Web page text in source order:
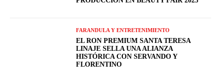
FARANDULA Y ENTRETENIMIENTO
EL RON PREMIUM SANTA TERESA
LINAJE SELLA UNA ALIANZA
HISTÓRICA CON SERVANDO Y
FLORENTINO